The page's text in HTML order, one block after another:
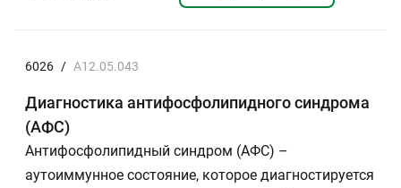
6026 / A12.05.043
Диагностика антифосфолипидного синдрома
(АФС)
Антифосфолипидный синдром (АФС) –
аутоиммунное состояние, которое диагностируется